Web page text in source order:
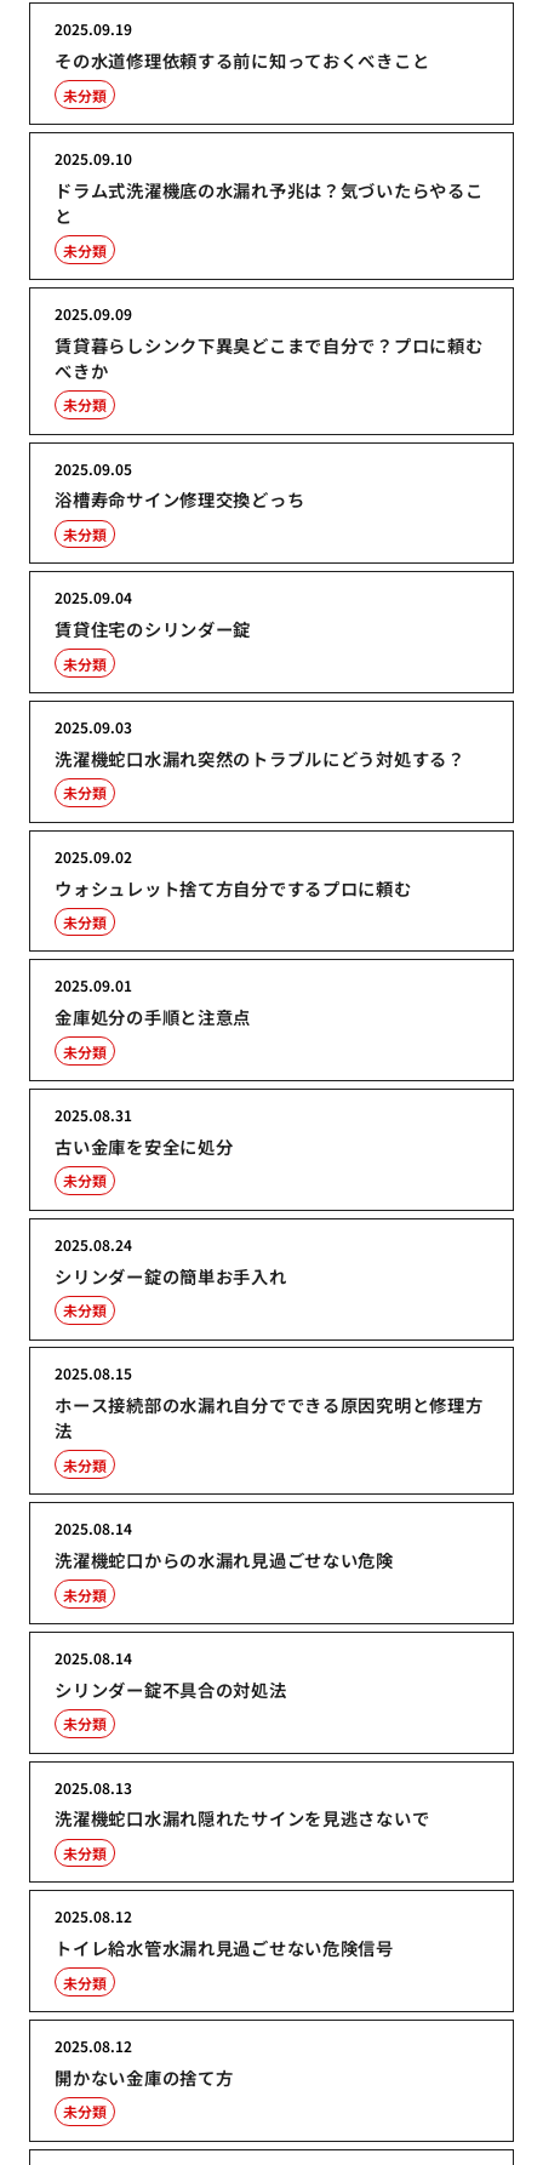
その水道修理依頼する前に知っておくべきこと
2025.09.19
未分類
ドラム式洗濯機底の水漏れ予兆は？気づいたらやるこ
と
2025.09.10
未分類
賃貸暮らしシンク下異臭どこまで自分で？プロに頼む
べきか
2025.09.09
未分類
浴槽寿命サイン修理交換どっち
2025.09.05
未分類
賃貸住宅のシリンダー錠
2025.09.04
未分類
洗濯機蛇口水漏れ突然のトラブルにどう対処する？
2025.09.03
未分類
ウォシュレット捨て方自分でするプロに頼む
2025.09.02
未分類
金庫処分の手順と注意点
2025.09.01
未分類
古い金庫を安全に処分
2025.08.31
未分類
シリンダー錠の簡単お手入れ
2025.08.24
未分類
ホース接続部の水漏れ自分でできる原因究明と修理方
法
2025.08.15
未分類
洗濯機蛇口からの水漏れ見過ごせない危険
2025.08.14
未分類
シリンダー錠不具合の対処法
2025.08.14
未分類
洗濯機蛇口水漏れ隠れたサインを見逃さないで
2025.08.13
未分類
トイレ給水管水漏れ見過ごせない危険信号
2025.08.12
未分類
開かない金庫の捨て方
2025.08.12
未分類